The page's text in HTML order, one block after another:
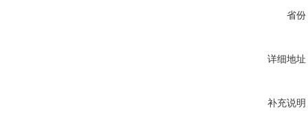
省份
详细地址
补充说明